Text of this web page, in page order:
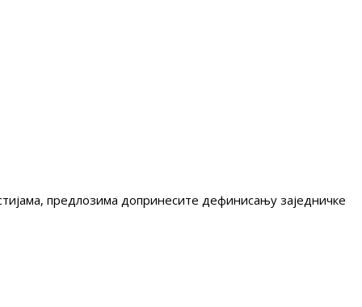
предлозима допринесите дефинисању заједничке